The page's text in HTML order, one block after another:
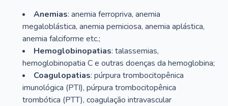
Anemias: anemia ferropriva, anemia
megaloblástica, anemia perniciosa, anemia aplástica,
anemia falciforme etc.;
Hemoglobinopatias: talassemias,
hemoglobinopatia C e outras doenças da hemoglobina;
Coagulopatias: púrpura trombocitopênica
imunológica (PTI), púrpura trombocitopênica
trombótica (PTT), coagulação intravascular